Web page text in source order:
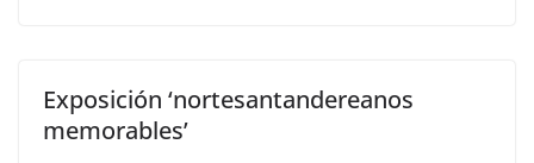
Exposición ‘nortesantandereanos
memorables’